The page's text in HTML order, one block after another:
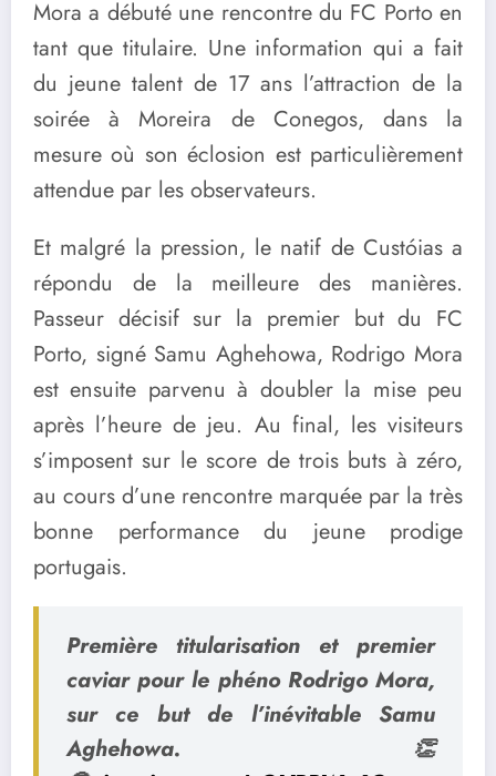
Mora a débuté une rencontre du FC Porto en
tant que titulaire. Une information qui a fait
du jeune talent de 17 ans l’attraction de la
soirée à Moreira de Conegos, dans la
mesure où son éclosion est particulièrement
attendue par les observateurs.
Et malgré la pression, le natif de Custóias a
répondu de la meilleure des manières.
Passeur décisif sur la premier but du FC
Porto, signé Samu Aghehowa, Rodrigo Mora
est ensuite parvenu à doubler la mise peu
après l’heure de jeu. Au final, les visiteurs
s’imposent sur le score de trois buts à zéro,
au cours d’une rencontre marquée par la très
bonne performance du jeune prodige
portugais.
Première titularisation et premier
caviar pour le phéno Rodrigo Mora,
sur ce but de l’inévitable Samu
Aghehowa. 👏